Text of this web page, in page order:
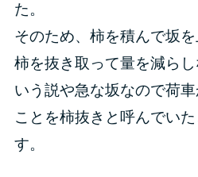
た。
そのため、柿を積んで坂を
柿を抜き取って量を減ら
いう説や急な坂なので荷
ことを柿抜きと呼んでい
す。